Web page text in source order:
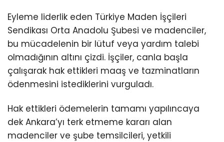
Eyleme liderlik eden Türkiye Maden İşçileri
Sendikası Orta Anadolu Şubesi ve madenciler,
bu mücadelenin bir lütuf veya yardım talebi
olmadığının altını çizdi. İşçiler, canla başla
çalışarak hak ettikleri maaş ve tazminatların
ödenmesini istediklerini vurguladı.
Hak ettikleri ödemelerin tamamı yapılıncaya
dek Ankara’yı terk etmeme kararı alan
madenciler ve şube temsilcileri, yetkili